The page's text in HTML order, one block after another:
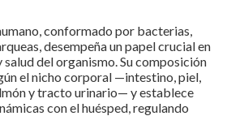
conformado por bacterias,
desempeña un papel crucial en
salud del organismo. Su composición
el nicho corporal —intestino, piel,
y tracto urinario— y establece
con el huésped, regulando